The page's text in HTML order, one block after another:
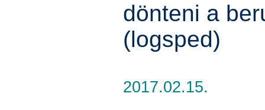
dönteni a
(logsped)
2017.02.15.